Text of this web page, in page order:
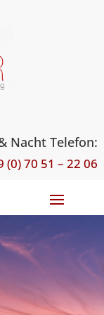
Nacht Telefon:
(0) 70 51 – 22 06